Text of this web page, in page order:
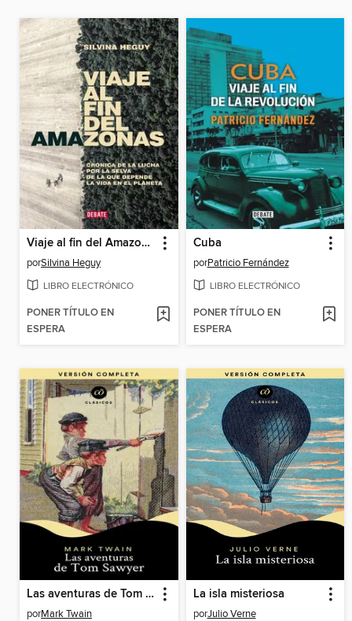
Viaje al fin del Amazonas
porSilvina Heguy
LIBRO ELECTRÓNICO
PONER TÍTULO EN
ESPERA
Cuba
porPatricio Fernández
LIBRO ELECTRÓNICO
PONER TÍTULO EN
ESPERA
Las aventuras de Tom Sawyer
porMark Twain
La isla misteriosa
porJulio Verne